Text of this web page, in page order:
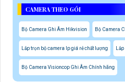
CAMERA THEO GÓI
Bộ Camera Ghi Âm Hikvision Bộ Camera
Lắp trọn bộ camera Ip giá rẻ chất lượng
Bộ Camera Visioncop Ghi Âm Chính hãng